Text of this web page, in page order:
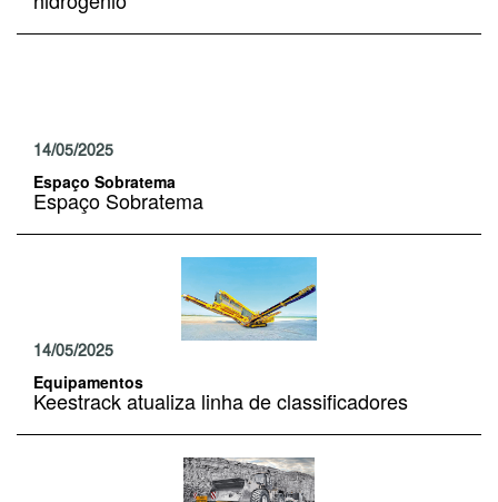
14/05/2025
Espaço Sobratema
Espaço Sobratema
14/05/2025
Equipamentos
Keestrack atualiza linha de classificadores